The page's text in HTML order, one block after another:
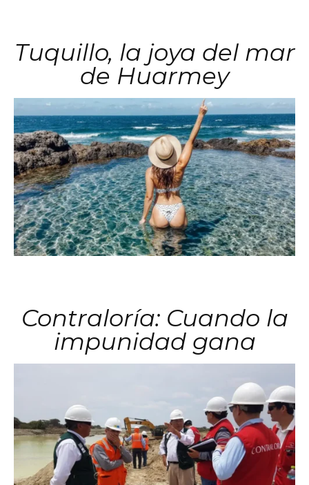
Tuquillo, la joya del mar
de Huarmey
Contraloría: Cuando la
impunidad gana